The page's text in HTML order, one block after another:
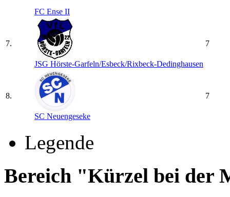
FC Ense II
7.
JSG Hörste-Garfeln/​Esbeck/​Rixbeck-Dedinghausen
7
8.
SC Neuengeseke
7
Legende
Bereich "Kürzel bei der